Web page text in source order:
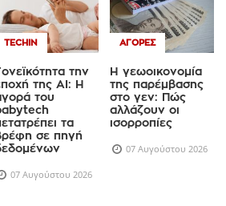
TECHIN
την
της AI: Η
του
τα
σε πηγή
07 Αυγούστου 2026
ΑΓΟΡΈΣ
Η γεωοικονομία
της παρέμβασης
στο γεν: Πώς
αλλάζουν οι
ισορροπίες
07 Αυγούστου 2026